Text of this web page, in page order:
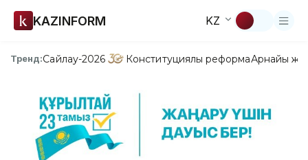
KAZINFORM KZ
Тренд:Сайлау-2026 Конституциялық реформаАрнайы